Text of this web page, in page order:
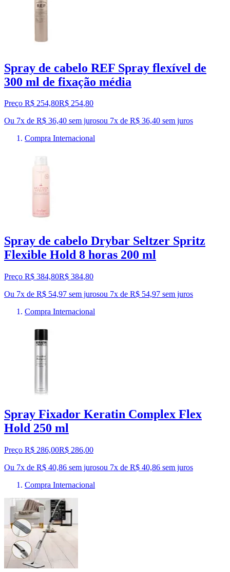
Spray de cabelo REF Spray flexível de
300 ml de fixação média
Preço R$ 254,80R$ 254,80
Ou 7x de R$ 36,40 sem jurosou 7x de R$ 36,40 sem juros
Compra Internacional
Spray de cabelo Drybar Seltzer Spritz
Flexible Hold 8 horas 200 ml
Preço R$ 384,80R$ 384,80
Ou 7x de R$ 54,97 sem jurosou 7x de R$ 54,97 sem juros
Compra Internacional
Spray Fixador Keratin Complex Flex
Hold 250 ml
Preço R$ 286,00R$ 286,00
Ou 7x de R$ 40,86 sem jurosou 7x de R$ 40,86 sem juros
Compra Internacional